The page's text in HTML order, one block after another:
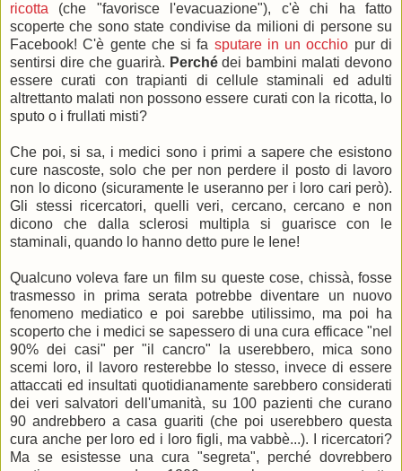
ricotta (che "favorisce l'evacuazione"), c'è chi ha fatto
scoperte che sono state condivise da milioni di persone su
Facebook! C'è gente che si fa sputare in un occhio pur di
sentirsi dire che guarirà. Perchédei bambini malati devono
essere curati con trapianti di cellule staminali ed adulti
altrettanto malati non possono essere curati con la ricotta, lo
sputo o i frullati misti?
Che poi, si sa, i medici sono i primi a sapere che esistono
cure nascoste, solo che per non perdere il posto di lavoro
non lo dicono (sicuramente le useranno per i loro cari però).
Gli stessi ricercatori, quelli veri, cercano, cercano e non
dicono che dalla sclerosi multipla si guarisce con le
staminali, quando lo hanno detto pure le Iene!
Qualcuno voleva fare un film su queste cose, chissà, fosse
trasmesso in prima serata potrebbe diventare un nuovo
fenomeno mediatico e poi sarebbe utilissimo, ma poi ha
scoperto che i medici se sapessero di una cura efficace "nel
90% dei casi" per "il cancro" la userebbero, mica sono
scemi loro, il lavoro resterebbe lo stesso, invece di essere
attaccati ed insultati quotidianamente sarebbero considerati
dei veri salvatori dell'umanità, su 100 pazienti che curano
90 andrebbero a casa guariti (che poi userebbero questa
cura anche per loro ed i loro figli, ma vabbè...). I ricercatori?
Ma se esistesse una cura "segreta", perché dovrebbero